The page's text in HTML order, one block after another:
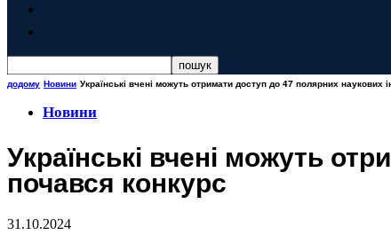
додому Новини Українські вчені можуть отримати доступ до 47 полярних наукових
Новини
Українські вчені можуть
почався конкурс
31.10.2024